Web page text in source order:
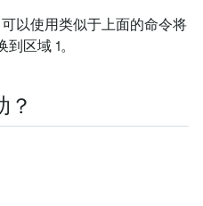
以使用类似于上面的命令将
区域 1。
？